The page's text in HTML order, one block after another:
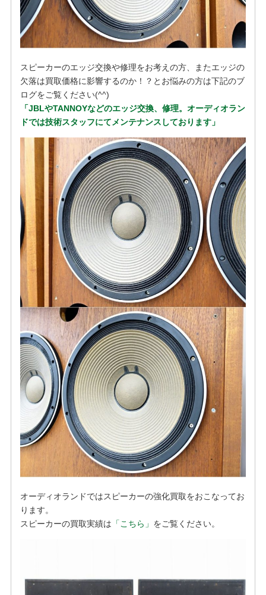
スピーカーのエッジ交換や修理をお考えの方、またエッジの
欠落は買取価格に影響するのか！？とお悩みの方は下記のブ
ログをご覧ください(^^)
「JBLやTANNOYなどのエッジ交換、修理。オーディオラン
ドでは技術スタッフにてメンテナンスしております」
オーディオランドではスピーカーの強化買取をおこなってお
ります。
スピーカーの買取実績は 「こちら」 をご覧ください。